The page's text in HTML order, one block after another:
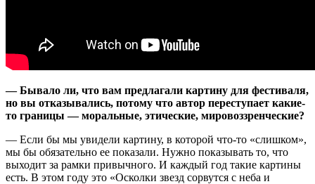
— Бывало ли, что вам предлагали картину для фестиваля,
но вы отказывались, потому что автор переступает какие-
то границы — моральные, этические, мировоззренческие?
— Если бы мы увидели картину, в которой что-то «слишком»,
мы бы обязательно ее показали. Нужно показывать то, что
выходит за рамки привычного. И каждый год такие картины
есть. В этом году это «Осколки звезд сорвутся с неба и